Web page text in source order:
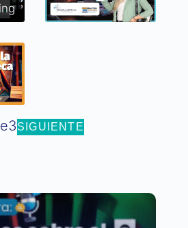
3SIGUIENTE